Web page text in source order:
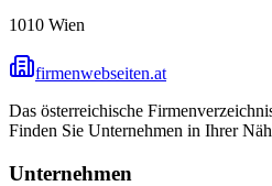
1010 Wien
firmenwebseiten.at
Das österreichische
Finden Sie Unternehmen in Ihrer
Unternehmen